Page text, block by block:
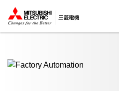
ここから本文